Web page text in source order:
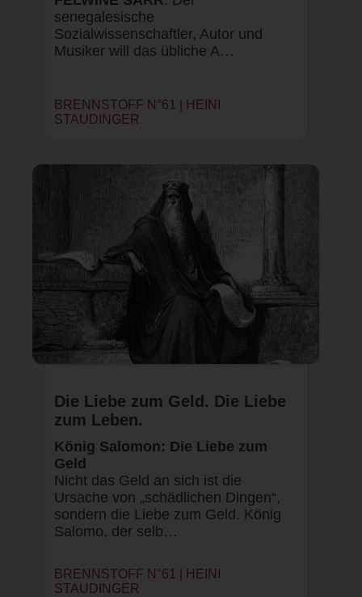
senegalesische
Sozialwissenschaftler, Autor und
Musiker will das übliche A…
BRENNSTOFF N°61 |
HEINI
STAUDINGER
Die Liebe zum Geld. Die Liebe
zum Leben.
König Salomon: Die Liebe zum
Geld
Nicht das Geld an sich ist die
Ursache von „schädlichen Dingen“,
sondern die Liebe zum Geld. König
Salomo, der selb…
BRENNSTOFF N°61 |
HEINI
STAUDINGER